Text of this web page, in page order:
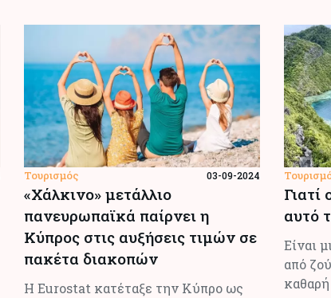
Τουρισμός 03-09-2024
«Χάλκινο» μετάλλιο
πανευρωπαϊκά παίρνει η
Κύπρος στις αυξήσεις τιμών σε
πακέτα διακοπών
Η Eurostat κατέταξε την Κύπρο ως
Γιατί
αυτό
Είναι
από